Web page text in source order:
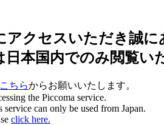
アクセスいただき誠に
本国内でのみ閲覧い
こちらからお願いいたします。
the Piccoma service.
can only be used from Japan.
click here.